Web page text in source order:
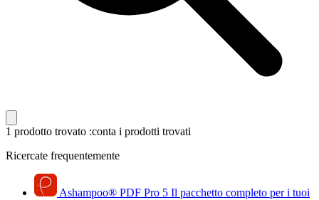
1 prodotto trovato :conta i prodotti trovati
Ricercate frequentemente
Ashampoo® PDF Pro 5 Il pacchetto completo per i tuoi